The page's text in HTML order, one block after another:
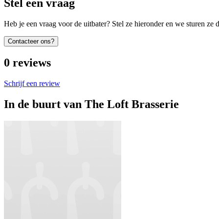
Stel een vraag
Heb je een vraag voor de uitbater? Stel ze hieronder en we sturen ze
Contacteer ons?
0 reviews
Schrijf een review
In de buurt van The Loft Brasserie